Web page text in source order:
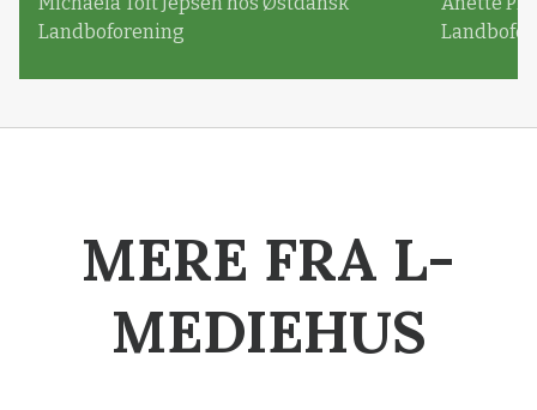
Landboforening
MERE FRA L-
MEDIEHUS